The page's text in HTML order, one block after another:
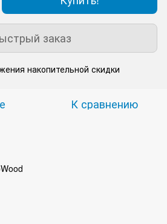
заказ
накопительной скидки
К сравнению